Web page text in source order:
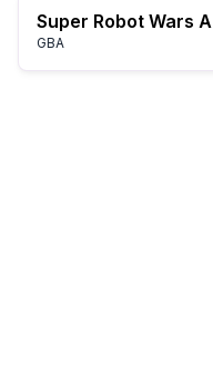
Super Robot Wars A
GBA